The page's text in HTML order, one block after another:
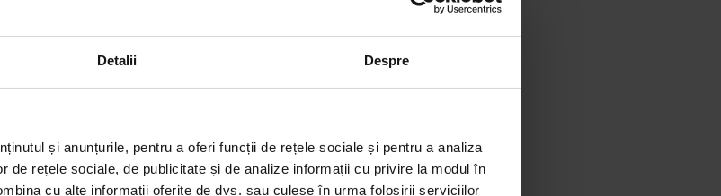
Detalii Despre
și anunțurile, pentru a oferi funcții de rețele sociale și pentru a analiza
de rețele sociale, de publicitate și de analize informații cu privire la modul în
cu alte informații oferite de dvs. sau culese în urma folosirii serviciilor